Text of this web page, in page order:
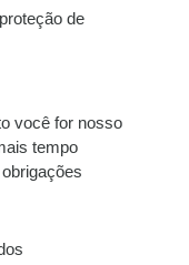
de
você for nosso
tempo